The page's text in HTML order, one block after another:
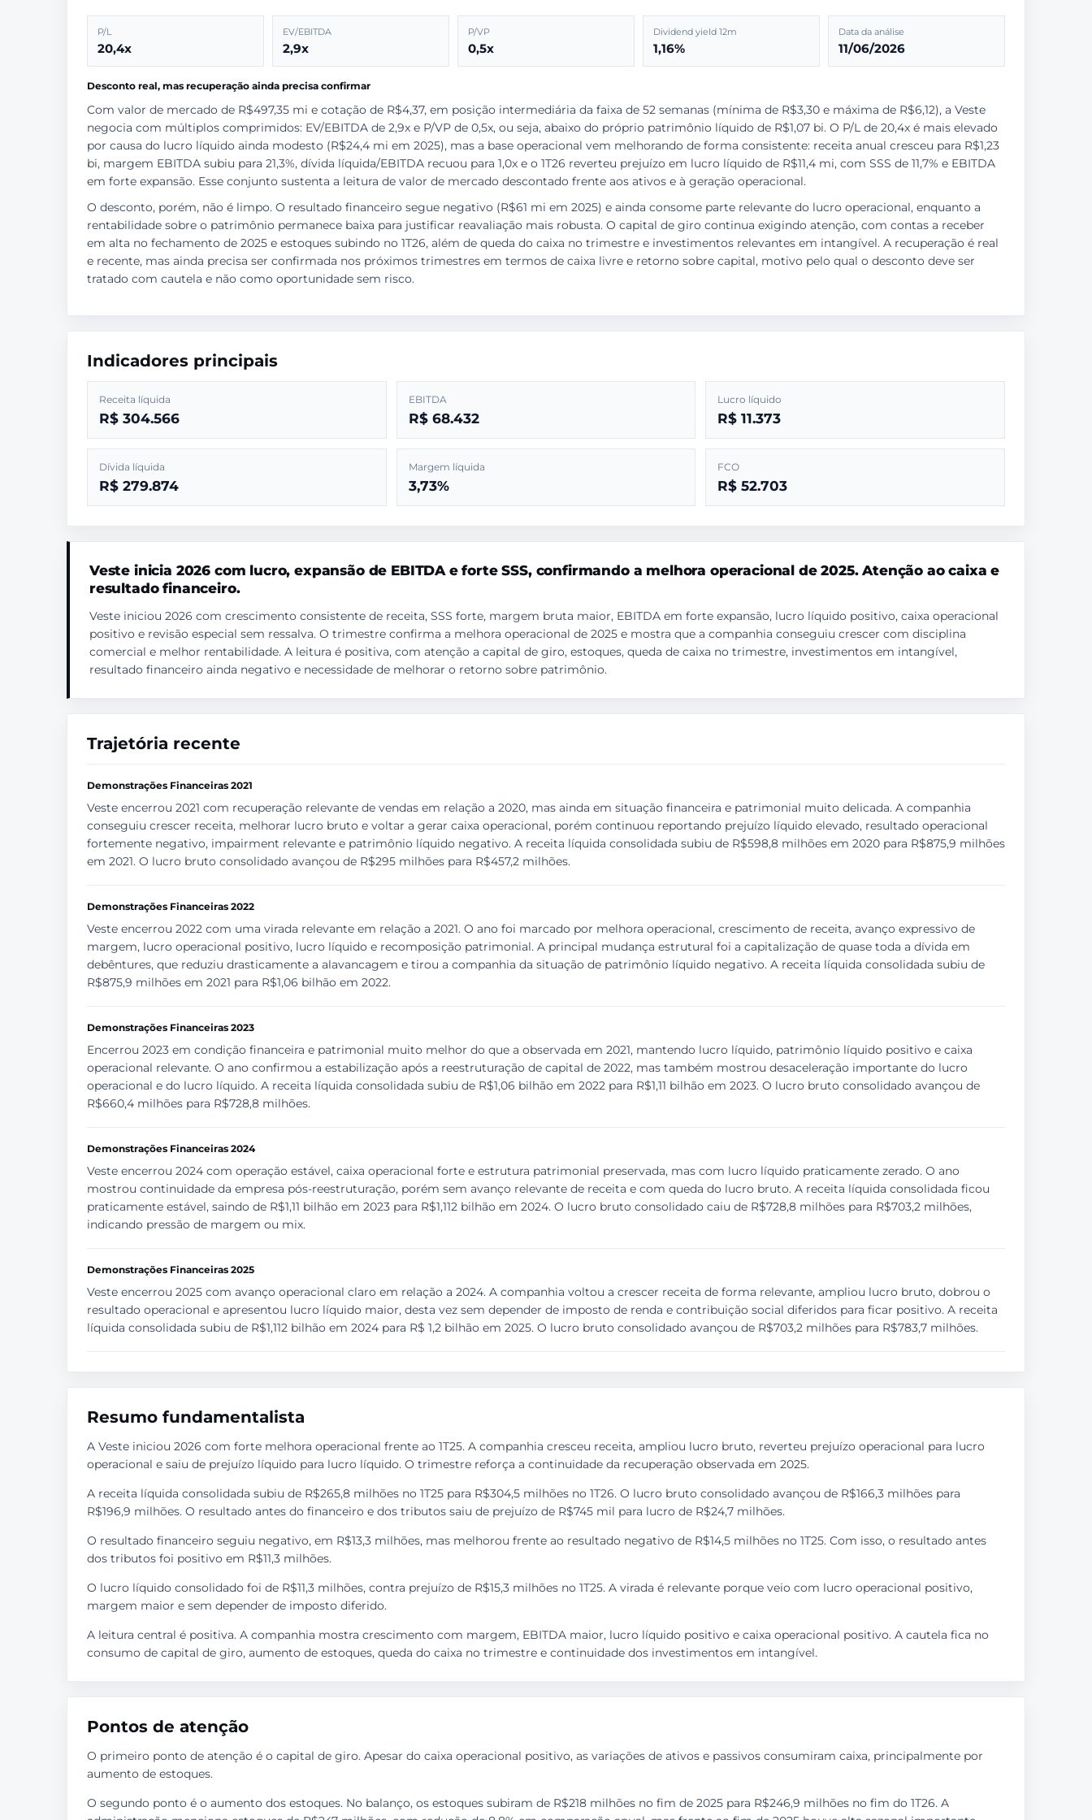
P/L
20,4x
EV/EBITDA
2,9x
P/VP
0,5x
Dividend yield 12m
1,16%
Data da análise
11/06/2026
Desconto real, mas recuperação ainda precisa confirmar
Com valor de mercado de R$497,35 mi e cotação de R$4,37, em posição intermediária da faixa de 52 semanas (mínima de R$3,30 e máxima de R$6,12), a Veste
negocia com múltiplos comprimidos: EV/EBITDA de 2,9x e P/VP de 0,5x, ou seja, abaixo do próprio patrimônio líquido de R$1,07 bi. O P/L de 20,4x é mais elevado
por causa do lucro líquido ainda modesto (R$24,4 mi em 2025), mas a base operacional vem melhorando de forma consistente: receita anual cresceu para R$1,23
bi, margem EBITDA subiu para 21,3%, dívida líquida/EBITDA recuou para 1,0x e o 1T26 reverteu prejuízo em lucro líquido de R$11,4 mi, com SSS de 11,7% e EBITDA
em forte expansão. Esse conjunto sustenta a leitura de valor de mercado descontado frente aos ativos e à geração operacional.
O desconto, porém, não é limpo. O resultado financeiro segue negativo (R$61 mi em 2025) e ainda consome parte relevante do lucro operacional, enquanto a
rentabilidade sobre o patrimônio permanece baixa para justificar reavaliação mais robusta. O capital de giro continua exigindo atenção, com contas a receber
em alta no fechamento de 2025 e estoques subindo no 1T26, além de queda do caixa no trimestre e investimentos relevantes em intangível. A recuperação é real
e recente, mas ainda precisa ser confirmada nos próximos trimestres em termos de caixa livre e retorno sobre capital, motivo pelo qual o desconto deve ser
tratado com cautela e não como oportunidade sem risco.
Indicadores principais
Receita líquida
R$ 304.566
EBITDA
R$ 68.432
Lucro líquido
R$ 11.373
Dívida líquida
R$ 279.874
Margem líquida
3,73%
FCO
R$ 52.703
Veste inicia 2026 com lucro, expansão de EBITDA e forte SSS, confirmando a melhora operacional de 2025. Atenção ao caixa e
resultado financeiro.
Veste iniciou 2026 com crescimento consistente de receita, SSS forte, margem bruta maior, EBITDA em forte expansão, lucro líquido positivo, caixa operacional
positivo e revisão especial sem ressalva. O trimestre confirma a melhora operacional de 2025 e mostra que a companhia conseguiu crescer com disciplina
comercial e melhor rentabilidade. A leitura é positiva, com atenção a capital de giro, estoques, queda de caixa no trimestre, investimentos em intangível,
resultado financeiro ainda negativo e necessidade de melhorar o retorno sobre patrimônio.
Trajetória recente
Demonstrações Financeiras 2021
Veste encerrou 2021 com recuperação relevante de vendas em relação a 2020, mas ainda em situação financeira e patrimonial muito delicada. A companhia
conseguiu crescer receita, melhorar lucro bruto e voltar a gerar caixa operacional, porém continuou reportando prejuízo líquido elevado, resultado operacional
fortemente negativo, impairment relevante e patrimônio líquido negativo. A receita líquida consolidada subiu de R$598,8 milhões em 2020 para R$875,9 milhões
em 2021. O lucro bruto consolidado avançou de R$295 milhões para R$457,2 milhões.
Demonstrações Financeiras 2022
Veste encerrou 2022 com uma virada relevante em relação a 2021. O ano foi marcado por melhora operacional, crescimento de receita, avanço expressivo de
margem, lucro operacional positivo, lucro líquido e recomposição patrimonial. A principal mudança estrutural foi a capitalização de quase toda a dívida em
debêntures, que reduziu drasticamente a alavancagem e tirou a companhia da situação de patrimônio líquido negativo. A receita líquida consolidada subiu de
R$875,9 milhões em 2021 para R$1,06 bilhão em 2022.
Demonstrações Financeiras 2023
Encerrou 2023 em condição financeira e patrimonial muito melhor do que a observada em 2021, mantendo lucro líquido, patrimônio líquido positivo e caixa
operacional relevante. O ano confirmou a estabilização após a reestruturação de capital de 2022, mas também mostrou desaceleração importante do lucro
operacional e do lucro líquido. A receita líquida consolidada subiu de R$1,06 bilhão em 2022 para R$1,11 bilhão em 2023. O lucro bruto consolidado avançou de
R$660,4 milhões para R$728,8 milhões.
Demonstrações Financeiras 2024
Veste encerrou 2024 com operação estável, caixa operacional forte e estrutura patrimonial preservada, mas com lucro líquido praticamente zerado. O ano
mostrou continuidade da empresa pós-reestruturação, porém sem avanço relevante de receita e com queda do lucro bruto. A receita líquida consolidada ficou
praticamente estável, saindo de R$1,11 bilhão em 2023 para R$1,112 bilhão em 2024. O lucro bruto consolidado caiu de R$728,8 milhões para R$703,2 milhões,
indicando pressão de margem ou mix.
Demonstrações Financeiras 2025
Veste encerrou 2025 com avanço operacional claro em relação a 2024. A companhia voltou a crescer receita de forma relevante, ampliou lucro bruto, dobrou o
resultado operacional e apresentou lucro líquido maior, desta vez sem depender de imposto de renda e contribuição social diferidos para ficar positivo. A receita
líquida consolidada subiu de R$1,112 bilhão em 2024 para R$ 1,2 bilhão em 2025. O lucro bruto consolidado avançou de R$703,2 milhões para R$783,7 milhões.
Resumo fundamentalista
A Veste iniciou 2026 com forte melhora operacional frente ao 1T25. A companhia cresceu receita, ampliou lucro bruto, reverteu prejuízo operacional para lucro
operacional e saiu de prejuízo líquido para lucro líquido. O trimestre reforça a continuidade da recuperação observada em 2025.
A receita líquida consolidada subiu de R$265,8 milhões no 1T25 para R$304,5 milhões no 1T26. O lucro bruto consolidado avançou de R$166,3 milhões para
R$196,9 milhões. O resultado antes do financeiro e dos tributos saiu de prejuízo de R$745 mil para lucro de R$24,7 milhões.
O resultado financeiro seguiu negativo, em R$13,3 milhões, mas melhorou frente ao resultado negativo de R$14,5 milhões no 1T25. Com isso, o resultado antes
dos tributos foi positivo em R$11,3 milhões.
O lucro líquido consolidado foi de R$11,3 milhões, contra prejuízo de R$15,3 milhões no 1T25. A virada é relevante porque veio com lucro operacional positivo,
margem maior e sem depender de imposto diferido.
A leitura central é positiva. A companhia mostra crescimento com margem, EBITDA maior, lucro líquido positivo e caixa operacional positivo. A cautela fica no
consumo de capital de giro, aumento de estoques, queda do caixa no trimestre e continuidade dos investimentos em intangível.
Pontos de atenção
O primeiro ponto de atenção é o capital de giro. Apesar do caixa operacional positivo, as variações de ativos e passivos consumiram caixa, principalmente por
aumento de estoques.
O segundo ponto é o aumento dos estoques. No balanço, os estoques subiram de R$218 milhões no fim de 2025 para R$246,9 milhões no fim do 1T26. A